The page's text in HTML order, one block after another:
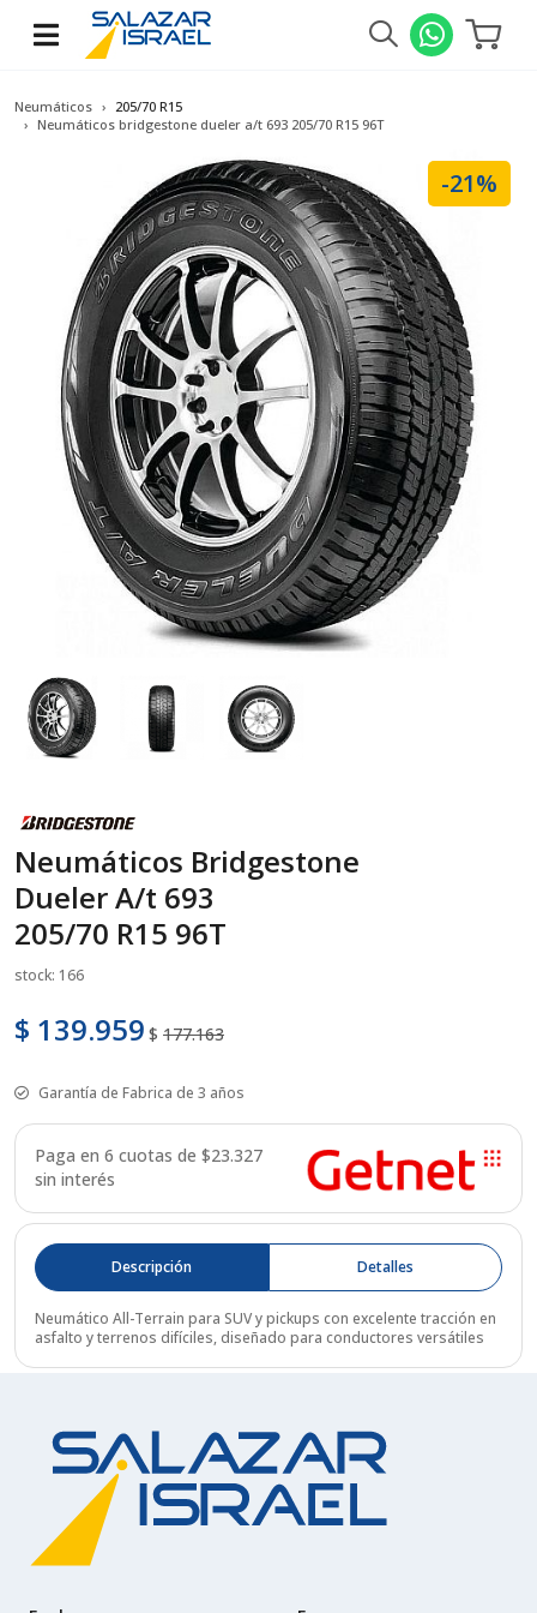
Neumáticos
205/70 R15
Neumáticos bridgestone dueler a/t 693 205/70 R15 96T
-21%
Neumáticos Bridgestone
Dueler A/t 693
205/70 R15 96T
stock: 166
$ 139.959 $ 177.163
Garantía de Fabrica de 3 años
Paga en 6 cuotas de $23.327
sin interés
Descripción Detalles
Neumático All-Terrain para SUV y pickups con excelente tracción en
asfalto y terrenos difíciles, diseñado para conductores versátiles